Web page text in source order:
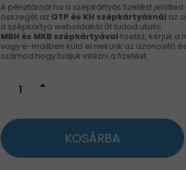
A pénztárnál ha a szépkártyás fizetést
összegét az OTP és KH szépkártyáknál az
a szépkártya weboldalról át tudod utalni.
MBH és MKB szépkártyával fizetsz, kérjük a
vagy e-mailben küld el nekünk az azonositó
számod hogy tudjuk intézni a fizetést.
arrow_drop_up
KOSÁRBA